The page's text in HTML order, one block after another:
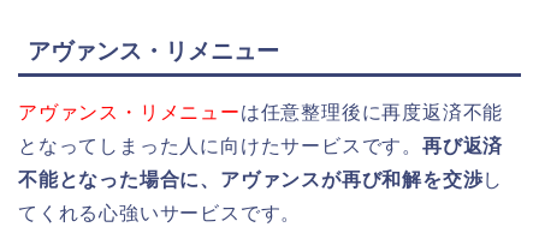
アヴァンス・リメニュー
アヴァンス・リメニューは任意整理後に再度返済不能
となってしまった人に向けたサービスです。再び返済
不能となった場合に、アヴァンスが再び和解を交渉し
てくれる心強いサービスです。